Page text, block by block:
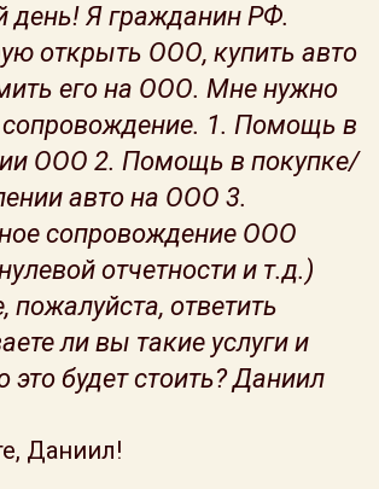
день! Я гражданин РФ.
открыть ООО, купить авто
его на ООО. Мне нужно
1. Помощь в
ООО 2. Помощь в покупке/
авто на ООО 3.
сопровождение ООО
отчетности и т.д.)
пожалуйста, ответить
ли вы такие услуги и
это будет стоить? Даниил
Даниил!